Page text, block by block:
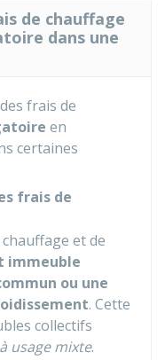
de chauffage
dans une
frais de
en
certaines
frais de
et de
immeuble
ou une
. Cette
collectifs
usage mixte.